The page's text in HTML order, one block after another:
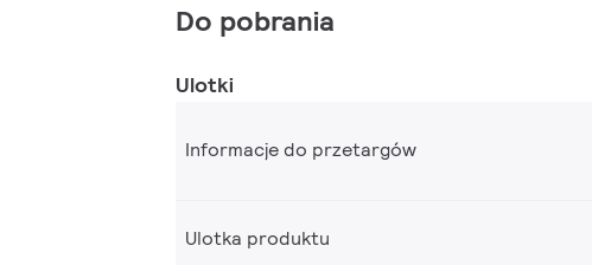
Do pobrania
Ulotki
Informacje do przetargów
Ulotka produktu